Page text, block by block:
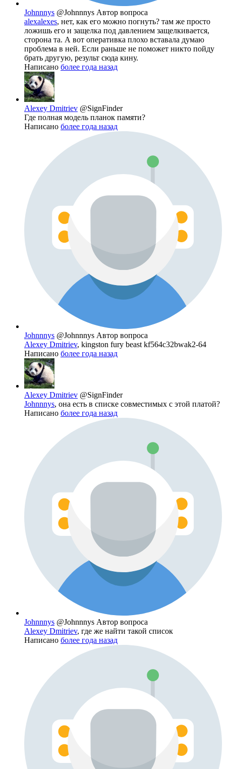
Johnnnys @Johnnnys Автор вопроса
alexalexes, нет, как его можно погнуть? там же просто
ложишь его и защелка под давлением защелкивается,
сторона та. А вот оперативка плохо вставала думаю
проблема в ней. Если раньше не поможет никто пойду
брать другую, результ сюда кину.
Написано более года назад
Alexey Dmitriev @SignFinder
Где полная модель планок памяти?
Написано более года назад
Johnnnys @Johnnnys Автор вопроса
Alexey Dmitriev, kingston fury beast kf564c32bwak2-64
Написано более года назад
Alexey Dmitriev @SignFinder
Johnnnys, она есть в списке совместимых с этой платой?
Написано более года назад
Johnnnys @Johnnnys Автор вопроса
Alexey Dmitriev, где же найти такой список
Написано более года назад